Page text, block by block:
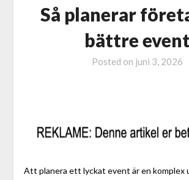
Så planerar
bättre event
Posted on juni 3, 2026
Att planera ett lyckat event är en komplex